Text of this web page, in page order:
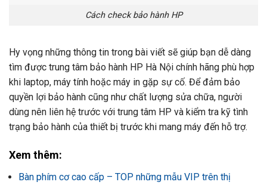
Cách check bảo hành HP
Hy vọng những thông tin trong bài viết sẽ giúp bạn dễ dàng
tìm được trung tâm bảo hành HP Hà Nội chính hãng phù hợp
khi laptop, máy tính hoặc máy in gặp sự cố. Để đảm bảo
quyền lợi bảo hành cũng như chất lượng sửa chữa, người
dùng nên liên hệ trước với trung tâm HP và kiểm tra kỹ tình
trạng bảo hành của thiết bị trước khi mang máy đến hỗ trợ.
Xem thêm:
Bàn phím cơ cao cấp – TOP những mẫu VIP trên thị